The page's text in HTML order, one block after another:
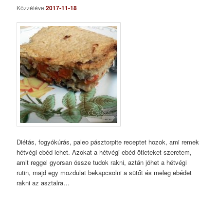
Közzétéve2017-11-18
Diétás, fogyókúrás, paleo pásztorpite receptet hozok, ami remek
hétvégi ebéd lehet. Azokat a hétvégi ebéd ötleteket szeretem,
amit reggel gyorsan össze tudok rakni, aztán jöhet a hétvégi
rutin, majd egy mozdulat bekapcsolni a sütőt és meleg ebédet
rakni az asztalra…